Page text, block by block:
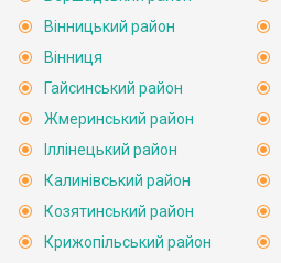
Вінницький район
Вінниця
Гайсинський район
Жмеринський район
Іллінецький район
Калинівський район
Козятинський район
Крижопільський район